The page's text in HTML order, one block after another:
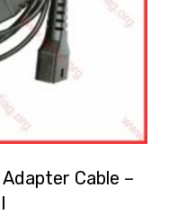
Adapter Cable –